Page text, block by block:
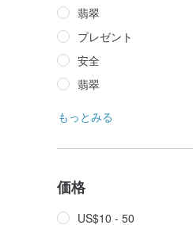
翡翠
プレゼント
安全
翡翠
もっとみる
価格
US$10 - 50